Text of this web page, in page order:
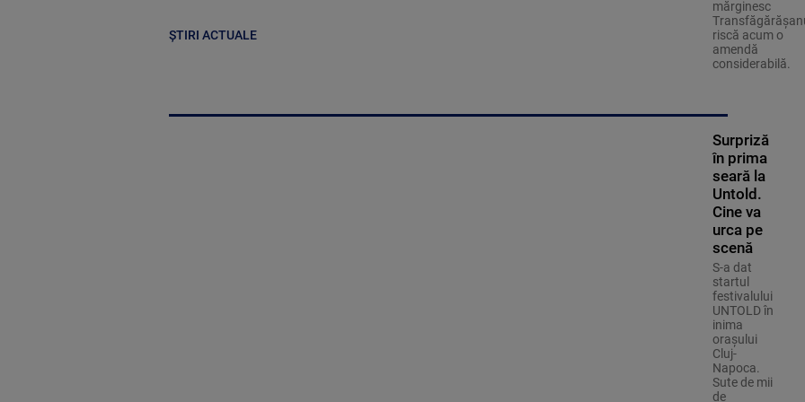
ȘTIRI ACTUALE
mărginesc
riscă acum o
amendă
considerabilă.
Surpriză
în prima
seară la
Untold.
Cine va
urca pe
scenă
S-a dat
startul
festivalului
UNTOLD în
inima
orașului
Cluj-
Napoca.
Sute de mii
de